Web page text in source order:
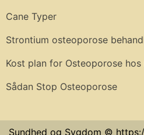
Cane Typer
Strontium osteoporose
Kost plan for Osteoporose
Sådan Stop Osteoporose
Sundhed og Sygdom ©